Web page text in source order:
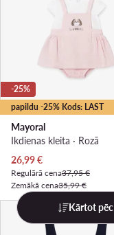
papildu -25% Kods: LAST
-25%
Mayoral
Ikdienas kleita · Rozā
Pašreizējā cena
26,99€
Regulārā cena37,95 €
Zemākā cena35,99 €
Kārtot pēc